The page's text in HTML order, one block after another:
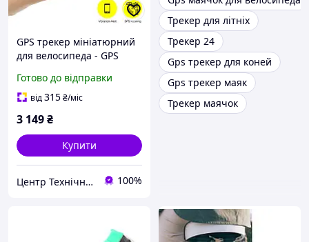
GPS трекер мініатюрний
для велосипеда - GPS
водонепроникний,
перегляд на Android &
Готово до відправки
від315₴/міс
3 149₴
Купити
Центр Технічної Безпеки 100%
Трекер для літніх
Трекер 24
Gps трекер для коней
Gps трекер маяк
Трекер маячок